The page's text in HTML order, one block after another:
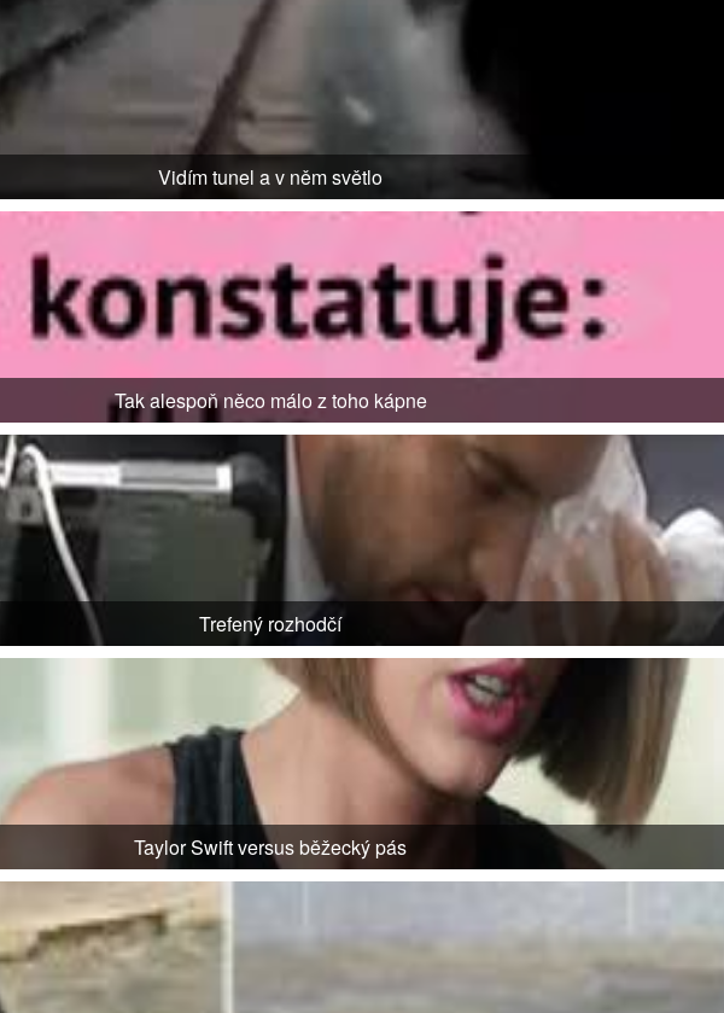
Vidím tunel a v něm světlo
Tak alespoň něco málo z toho kápne
Trefený rozhodčí
Taylor Swift versus běžecký pás